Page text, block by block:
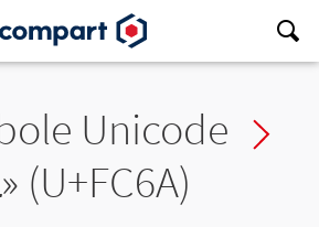
Unicode
» (U+FC6A)